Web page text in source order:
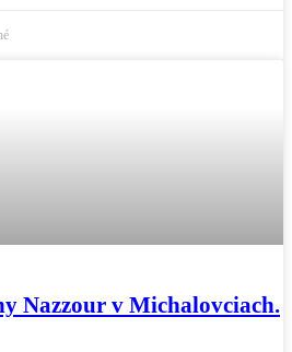
Nazzour v Michalovciach.